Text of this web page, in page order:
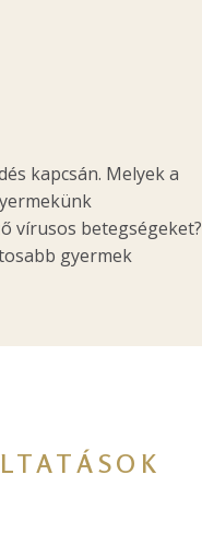
kapcsán. Melyek a
vírusos betegségeket?
gyermek